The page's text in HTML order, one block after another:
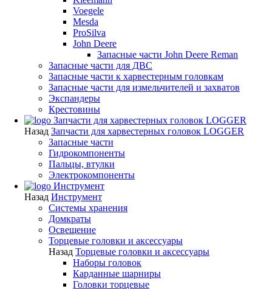
Voegele
Mesda
ProSilva
John Deere
Запасные части John Deere Reman
Запасные части для ДВС
Запасные части к харвестерным головкам
Запасные части для измельчителей и захватов
Экспандеры
Крестовины
Запчасти для харвестерных головок LOGGER
Назад Запчасти для харвестерных головок LOGGER
Запасные части
Гидрокомпоненты
Пальцы, втулки
Электрокомпоненты
Инструмент
Назад Инструмент
Системы хранения
Домкраты
Освещение
Торцевые головки и аксессуары
Назад Торцевые головки и аксессуары
Наборы головок
Карданные шарниры
Головки торцевые